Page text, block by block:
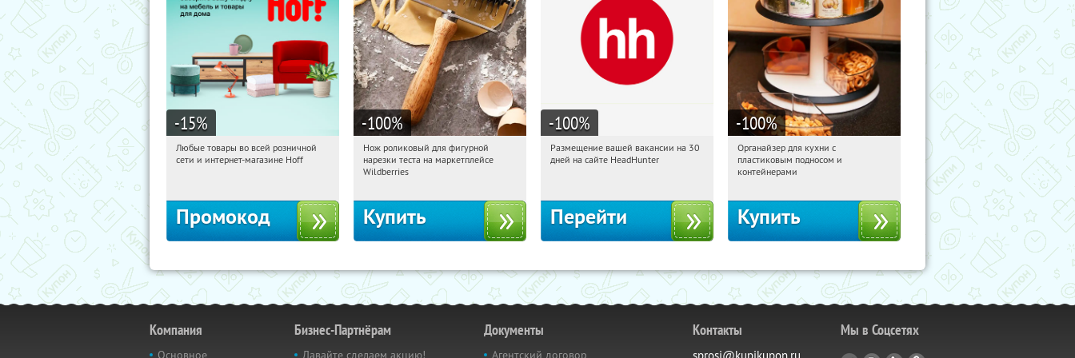
-15%
12:37:40 Получили:
Любые товары во всей розничной
сети и интернет-магазине Hoff
Промокод
-100%
12:37:40 Получили:
Россия
Нож роликовый для фигурной
нарезки теста на маркетплейсе
Wildberries
Купить
-100%
12:37:40 Получили:
Размещение вашей вакансии на 30
дней на сайте HeadHunter
Перейти
-100%
12:37:40 Получили:
Россия
Органайзер для кухни с
пластиковым подносом и
контейнерами
Купить
Компания
Основное
Бизнес-Партнёрам
Давайте сделаем акцию!
Документы
Агентский договор
Контакты Мы в Соцсетях